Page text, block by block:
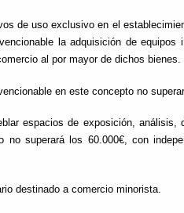
de uso exclusivo en el
la adquisición de equipos
al por mayor de dichos bienes.
en este concepto no
espacios de exposición, análisis,
no superará los 60.000€, con
destinado a comercio minorista.